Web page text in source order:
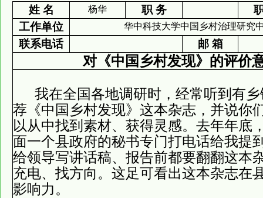
姓 名 杨华 职 务
工作单位
华中科技大学中国乡村治理研究
联系电话 邮 箱
对《中国乡村发现》的评价
我在全国各地调研时，经常听到有
荐《中国乡村发现》这本杂志，并说你
以从中找到素材、获得灵感。去年年底
面一个县政府的秘书专门打电话给我提
给领导写讲话稿、报告前都要翻翻这本
充电、找方向。这足可看出这本杂志在
影响力。